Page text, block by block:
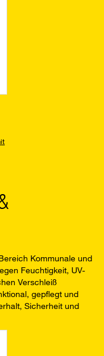
Kommunale und
Feuchtigkeit, UV-
Verschleiß
gepflegt und
Sicherheit und